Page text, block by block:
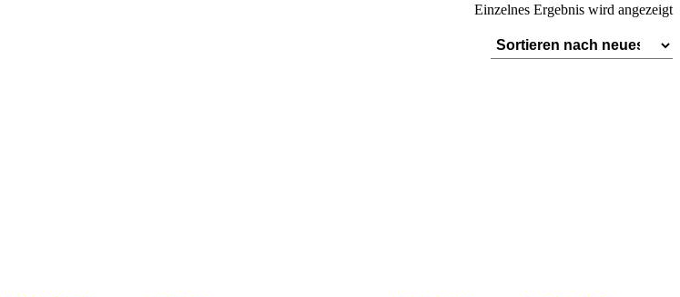
Einzelnes Ergebnis wird angezeigt